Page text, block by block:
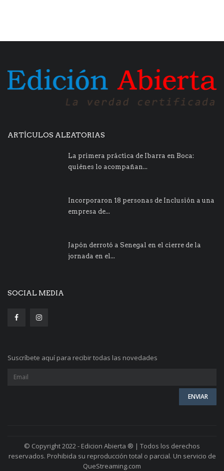
ARTÍCULOS ALEATORIAS
La primera práctica de Ibarra en Boca:
quiénes lo acompañan...
Incorporaron 18 personas de Inclusión a una
empresa de...
Japón derrotó a Senegal en el cierre de la
jornada en el...
SOCIAL MEDIA
Suscríbete aquí para recibir todas las novedades
© Copyright 2022 - Edicion Abierta ® | Todos los derechos
reservados. Prohibida su reproducción total o parcial. Un servicio de
QueStreaming.com